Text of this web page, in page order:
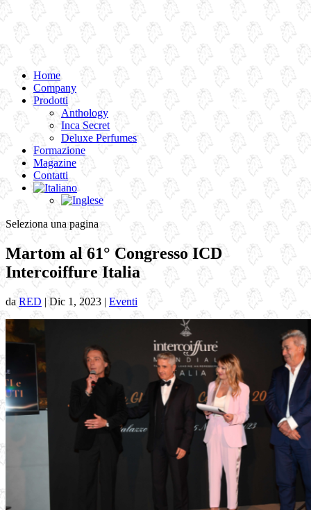
Home
Company
Prodotti
Anthology
Inca Secret
Deluxe Perfumes
Formazione
Magazine
Contatti
Seleziona una pagina
Martom al 61° Congresso ICD
Intercoiffure Italia
da RED | Dic 1, 2023 | Eventi